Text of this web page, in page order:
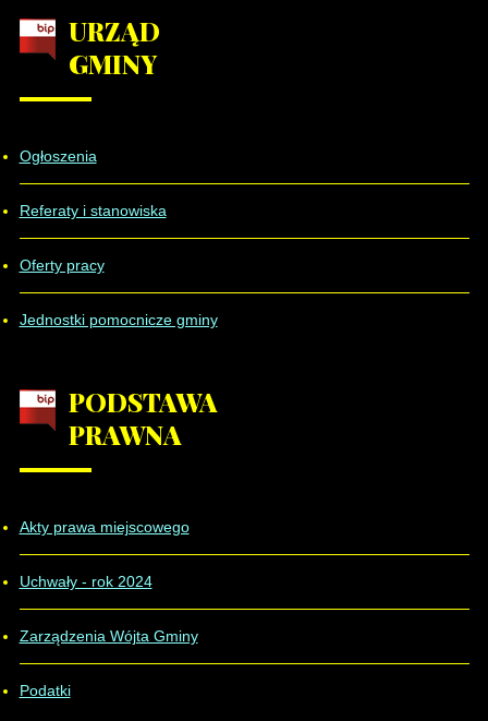
URZĄD
GMINY
Ogłoszenia
Referaty i stanowiska
Oferty pracy
Jednostki pomocnicze gminy
PODSTAWA
PRAWNA
Akty prawa miejscowego
Uchwały - rok 2024
Zarządzenia Wójta Gminy
Podatki